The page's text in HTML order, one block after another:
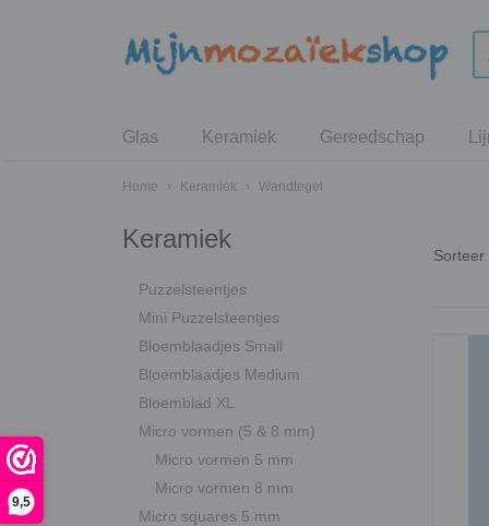
9,5
Glas Keramiek Gereedschap
Home › Keramiek › Wandtegel
Keramiek
Puzzelsteentjes
Mini Puzzelsteentjes
Bloemblaadjes Small
Bloemblaadjes Medium
Bloemblad XL
Micro vormen (5 & 8 mm)
Micro vormen 5 mm
Micro vormen 8 mm
Micro squares 5 mm